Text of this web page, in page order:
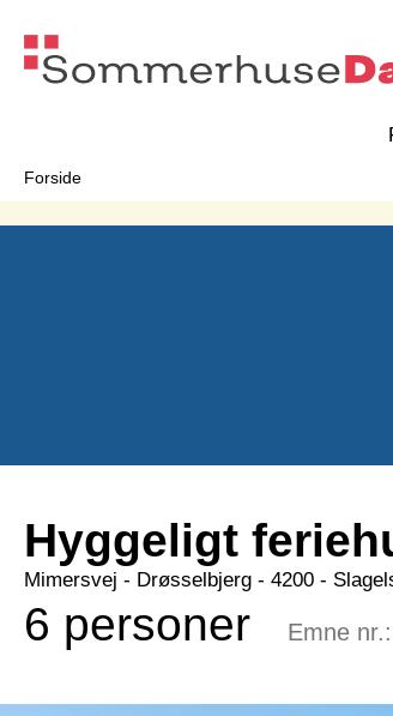
Forside
Hyggeligt
Mimersvej - Drøsselbjerg - 4200 -
6 personer Emne nr.: